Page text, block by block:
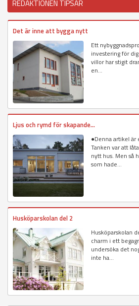
REDAKTIONEN TIPSAR
Det är inne att bygga nytt
Ett
investering för
villor har stigit
en...
Ljus och rymd för skapande...
●Denna artikel är
Tanken var att
nytt hus. Men så
som hade...
Husköparskolan del 2
Husköparskolan
charm i ett
undersöka det
inte ha...